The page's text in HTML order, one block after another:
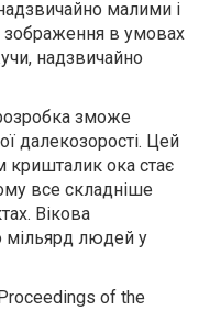
малими і
в умовах
надзвичайно
зможе
далекозорості. Цей
кришталик ока стає
все складніше
Вікова
мільярд людей у
of the